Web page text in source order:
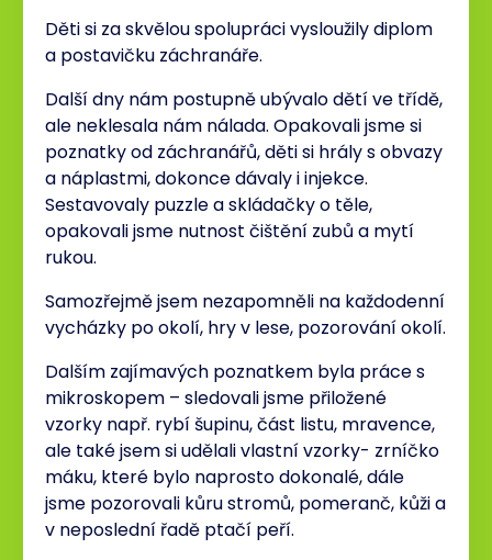
Děti si za skvělou spolupráci vysloužily diplom
a postavičku záchranáře.
Další dny nám postupně ubývalo dětí ve třídě,
ale neklesala nám nálada. Opakovali jsme si
poznatky od záchranářů, děti si hrály s obvazy
a náplastmi, dokonce dávaly i injekce.
Sestavovaly puzzle a skládačky o těle,
opakovali jsme nutnost čištění zubů a mytí
rukou.
Samozřejmě jsem nezapomněli na každodenní
vycházky po okolí, hry v lese, pozorování okolí.
Dalším zajímavých poznatkem byla práce s
mikroskopem – sledovali jsme přiložené
vzorky např. rybí šupinu, část listu, mravence,
ale také jsem si udělali vlastní vzorky- zrníčko
máku, které bylo naprosto dokonalé, dále
jsme pozorovali kůru stromů, pomeranč, kůži a
v neposlední řadě ptačí peří.